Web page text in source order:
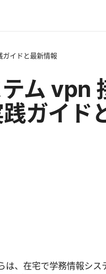
ガイドと最新情報
ム vpn
ガイド
は、在宅で学務情報シス